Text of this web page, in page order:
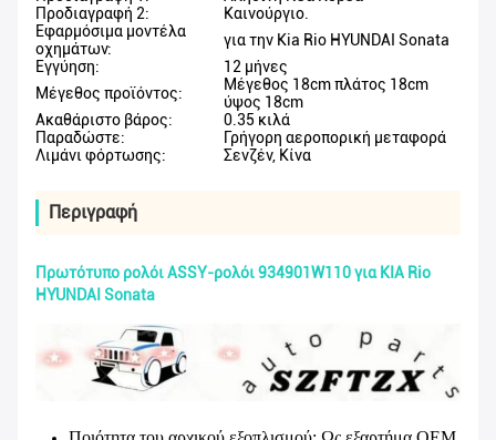
Προδιαγραφή 2:
Καινούργιο.
Εφαρμόσιμα μοντέλα
οχημάτων:
για την Kia Rio HYUNDAI Sonata
Εγγύηση:
12 μήνες
Μέγεθος προϊόντος:
Μέγεθος 18cm πλάτος 18cm
ύψος 18cm
Ακαθάριστο βάρος:
0.35 κιλά
Παραδώστε:
Γρήγορη αεροπορική μεταφορά
Λιμάνι φόρτωσης:
Σενζέν, Κίνα
Περιγραφή
Πρωτότυπο ρολόι ASSY-ρολόι 934901W110 για KIA Rio
HYUNDAI Sonata